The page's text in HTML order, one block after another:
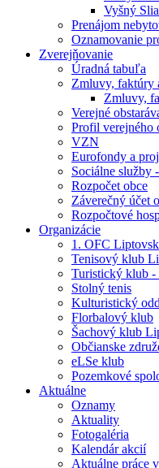
Vyšný
Prenájom
Oznamovanie
Zverejňovanie
Úradná tabuľa
Zmluvy, faktúry
Zmluvy,
Verejné
Profil verejného
VZN
Eurofondy a
Sociálne služby
Rozpočet obce
Záverečný účet
Rozpočtové
Organizácie
1. OFC
Tenisový klub
Turistický klub -
Stolný tenis
Kulturistický
Florbalový klub
Šachový klub
Občianske
eLSe klub
Pozemkové
Aktuálne
Oznamy
Aktuality
Fotogaléria
Kalendár akcií
Aktuálne práce